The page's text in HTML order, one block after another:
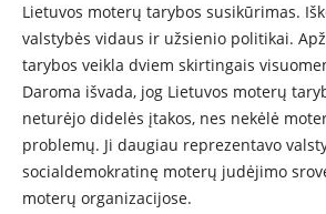
Lietuvos moterų tarybos susikūrimas.
valstybės vidaus ir užsienio politikai.
tarybos veikla dviem skirtingais
Daroma išvada, jog Lietuvos moterų
neturėjo didelės įtakos, nes nekėlė
problemų. Ji daugiau reprezentavo
socialdemokratinę moterų judėjimo
moterų organizacijose.